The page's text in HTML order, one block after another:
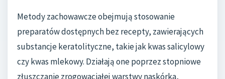
Metody zachowawcze obejmują stosowanie
preparatów dostępnych bez recepty, zawierających
substancje keratolityczne, takie jak kwas salicylowy
czy kwas mlekowy. Działają one poprzez stopniowe
złuszczanie zrogowaciałej warstwy naskórka,